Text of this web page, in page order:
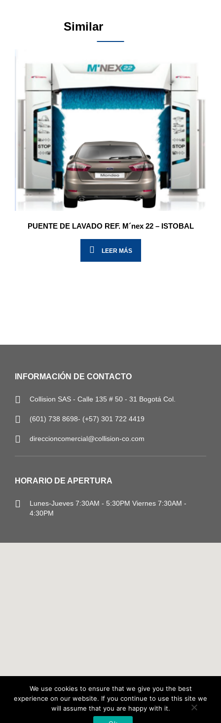
Similar
PUENTE DE LAVADO REF. M´nex 22 – ISTOBAL
LEER MÁS
INFORMACIÓN DE CONTACTO
Collision SAS - Calle 135 # 50 - 31 Bogotá Col.
(601) 738 8698- (+57) 301 722 4419
direccioncomercial@collision-co.com
HORARIO DE APERTURA
Lunes-Jueves 7:30AM - 5:30PM Viernes 7:30AM -
4:30PM
©2020 Collision -
Todos los derechos reservados.
We use cookies to ensure that we give you the best
experience on our website. If you continue to use this site we
will assume that you are happy with it.